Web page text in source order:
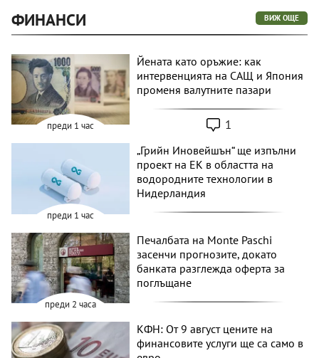
ФИНАНСИ ВИЖ ОЩЕ
преди 1 час
Йената като оръжие: как
интервенцията на САЩ и Япония
променя валутните пазари
1
преди 1 час
„Грийн Иновейшън“ ще изпълни
проект на ЕК в областта на
водородните технологии в
Нидерландия
преди 2 часа
Печалбата на Monte Paschi
засенчи прогнозите, докато
банката разглежда оферта за
поглъщане
КФН: От 9 август цените на
финансовите услуги ще са само в